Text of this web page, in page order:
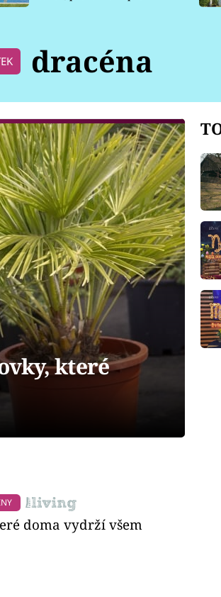
dracéna
které
doma vydrží všem